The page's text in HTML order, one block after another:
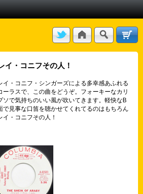
イ・コニフその人！
イ・コニフ・シンガーズによる多幸感あふれる
ーラスで、この曲をどうぞ。フォーキーなカリ
ソで気持ちのいい風が吹いてきます。軽快なB
で見事な口笛を聴かせてくれてるのはもちろん
イ・コニフその人！